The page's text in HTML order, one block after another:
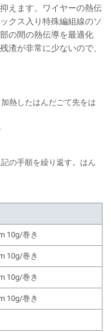
えます。ワイヤーの熱伝
クス入り特殊編組線のソ
の間の熱伝導を最適化
渣が非常に少ないので、
熱したはんだごて先をは
の手順を繰り返す。はん
10g/巻き
10g/巻き
10g/巻き
10g/巻き